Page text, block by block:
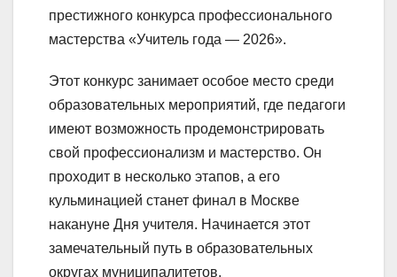
престижного конкурса профессионального
мастерства «Учитель года — 2026».
Этот конкурс занимает особое место среди
образовательных мероприятий, где педагоги
имеют возможность продемонстрировать
свой профессионализм и мастерство. Он
проходит в несколько этапов, а его
кульминацией станет финал в Москве
накануне Дня учителя. Начинается этот
замечательный путь в образовательных
округах муниципалитетов.